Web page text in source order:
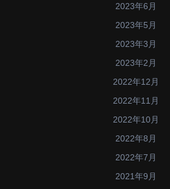
2023年6月
2023年5月
2023年3月
2023年2月
2022年12月
2022年11月
2022年10月
2022年8月
2022年7月
2021年9月